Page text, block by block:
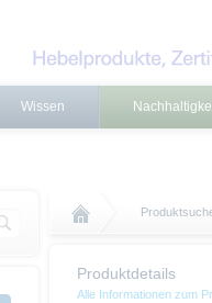
Wissen
Produktdetails
Alle Informationen zum